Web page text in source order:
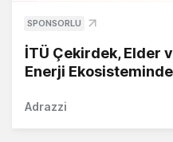
SPONSORLU
İTÜ Çekirdek, Elder
Enerji
Adrazzi